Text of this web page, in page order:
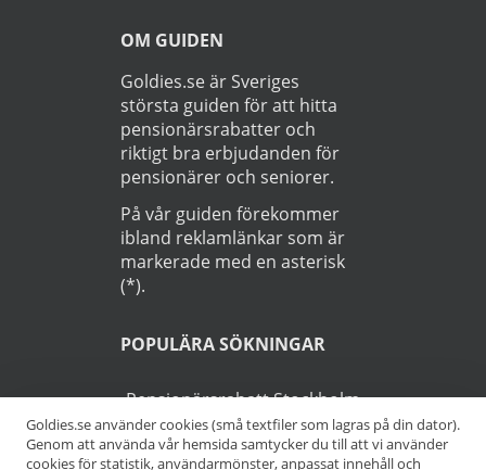
OM GUIDEN
Goldies.se är Sveriges
största guiden för att hitta
pensionärsrabatter och
riktigt bra erbjudanden för
pensionärer och seniorer.
På vår guiden förekommer
ibland reklamlänkar som är
markerade med en asterisk
(*).
POPULÄRA SÖKNINGAR
Pensionärsrabatt Stockholm
Pensionärsrabatt Göteborg
Goldies.se använder cookies (små textfiler som lagras på din dator).
Genom att använda vår hemsida samtycker du till att vi använder
cookies för statistik, användarmönster, anpassat innehåll och